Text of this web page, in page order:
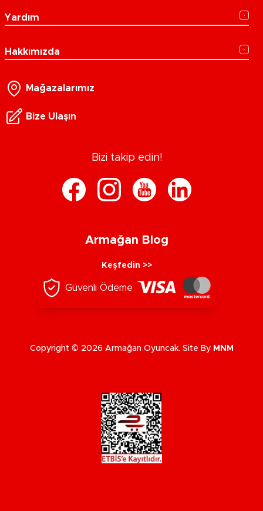
Yardım
Hakkımızda
Mağazalarımız
Bize Ulaşın
Bizi takip edin!
Armağan Blog
Keşfedin >>
Güvenli Ödeme
Copyright © 2026 Armağan Oyuncak. Site By MNM